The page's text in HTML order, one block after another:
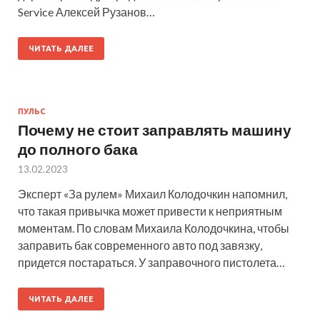
Service Алексей Рузанов…
ЧИТАТЬ ДАЛЕЕ
ПУЛЬС
Почему не стоит заправлять машину
до полного бака
13.02.2023
Эксперт «За рулем» Михаил Колодочкин напомнил,
что такая привычка может привести к неприятным
моментам. По словам Михаила Колодочкина, чтобы
заправить бак современного авто под завязку,
придется постараться. У заправочного пистолета…
ЧИТАТЬ ДАЛЕЕ